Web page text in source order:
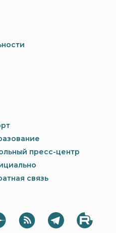
пресс-центр
связь